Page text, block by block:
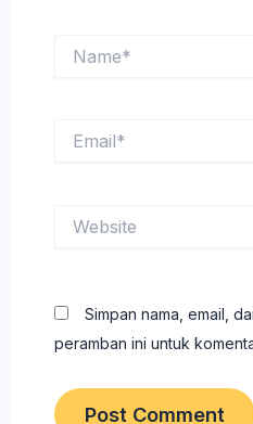
Simpan nama, email,
peramban ini untuk